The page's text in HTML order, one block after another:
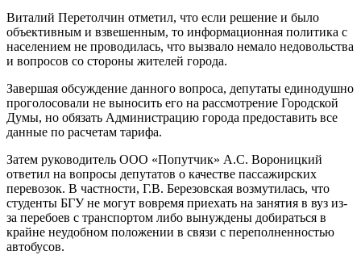
Виталий Перетолчин отметил, что если решение и было
объективным и взвешенным, то информационная политика с
населением не проводилась, что вызвало немало недовольства
и вопросов со стороны жителей города.
Завершая обсуждение данного вопроса, депутаты единодушно
проголосовали не выносить его на рассмотрение Городской
Думы, но обязать Администрацию города предоставить все
данные по расчетам тарифа.
Затем руководитель ООО «Попутчик» А.С. Вороницкий
ответил на вопросы депутатов о качестве пассажирских
перевозок. В частности, Г.В. Березовская возмутилась, что
студенты БГУ не могут вовремя приехать на занятия в вуз из-
за перебоев с транспортом либо вынуждены добираться в
крайне неудобном положении в связи с переполненностью
автобусов.